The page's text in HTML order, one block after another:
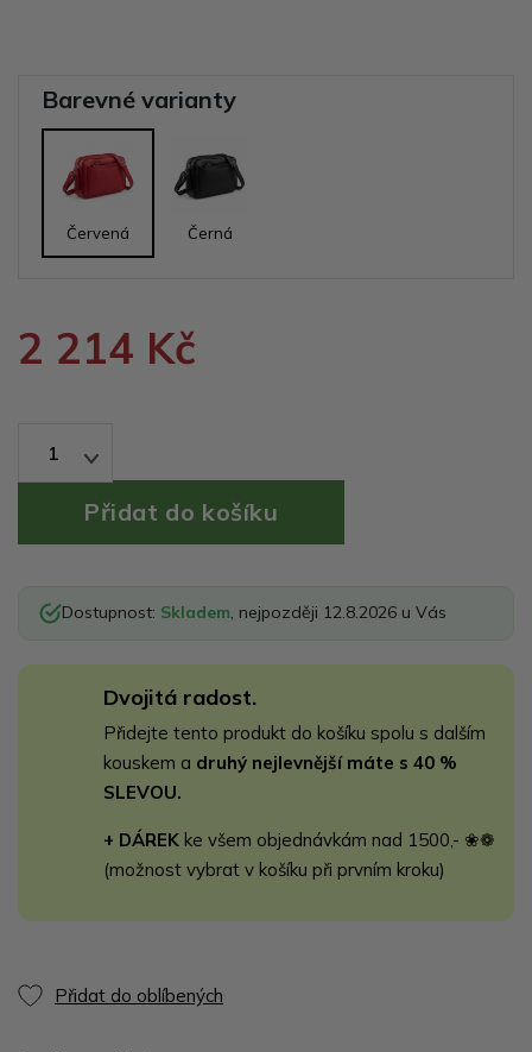
Barevné varianty
Červená Černá
2 214 Kč
1
Dostupnost: Skladem, nejpozději 12.8.2026 u Vás
Dvojitá radost.
Přidejte tento produkt do košíku spolu s dalším
kouskem a druhý nejlevnější máte s 40 %
SLEVOU.
+ DÁREK ke všem objednávkám nad 1500,- ❀❁
(možnost vybrat v košíku při prvním kroku)
Přidat do oblíbených